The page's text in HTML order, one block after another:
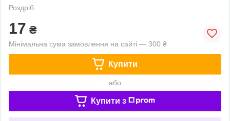
Роздріб
17 ₴
Мінімальна сума замовлення на сайті — 300 ₴
Купити
або
Купити з